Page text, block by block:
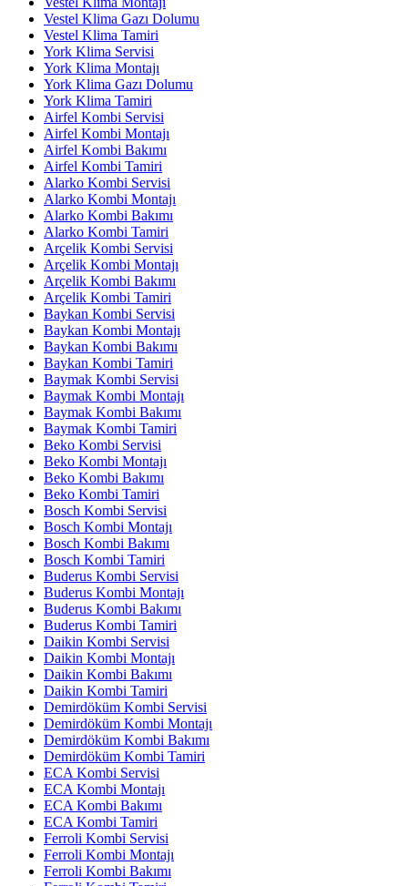
Vestel Klima Gazı Dolumu
Vestel Klima Tamiri
York Klima Servisi
York Klima Montajı
York Klima Gazı Dolumu
York Klima Tamiri
Airfel Kombi Servisi
Airfel Kombi Montajı
Airfel Kombi Bakımı
Airfel Kombi Tamiri
Alarko Kombi Servisi
Alarko Kombi Montajı
Alarko Kombi Bakımı
Alarko Kombi Tamiri
Arçelik Kombi Servisi
Arçelik Kombi Montajı
Arçelik Kombi Bakımı
Arçelik Kombi Tamiri
Baykan Kombi Servisi
Baykan Kombi Montajı
Baykan Kombi Bakımı
Baykan Kombi Tamiri
Baymak Kombi Servisi
Baymak Kombi Montajı
Baymak Kombi Bakımı
Baymak Kombi Tamiri
Beko Kombi Servisi
Beko Kombi Montajı
Beko Kombi Bakımı
Beko Kombi Tamiri
Bosch Kombi Servisi
Bosch Kombi Montajı
Bosch Kombi Bakımı
Bosch Kombi Tamiri
Buderus Kombi Servisi
Buderus Kombi Montajı
Buderus Kombi Bakımı
Buderus Kombi Tamiri
Daikin Kombi Servisi
Daikin Kombi Montajı
Daikin Kombi Bakımı
Daikin Kombi Tamiri
Demirdöküm Kombi Servisi
Demirdöküm Kombi Montajı
Demirdöküm Kombi Bakımı
Demirdöküm Kombi Tamiri
ECA Kombi Servisi
ECA Kombi Montajı
ECA Kombi Bakımı
ECA Kombi Tamiri
Ferroli Kombi Servisi
Ferroli Kombi Montajı
Ferroli Kombi Bakımı